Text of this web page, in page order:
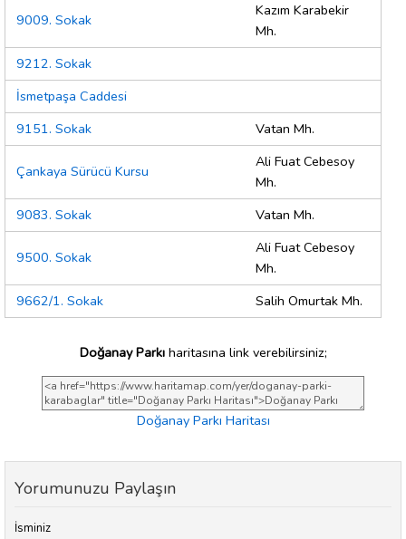
9009. Sokak
Kazım Karabekir
Mh.
9212. Sokak
İsmetpaşa Caddesi
9151. Sokak
Vatan Mh.
Çankaya Sürücü Kursu
Ali Fuat Cebesoy
Mh.
9083. Sokak
Vatan Mh.
9500. Sokak
Ali Fuat Cebesoy
Mh.
9662/1. Sokak
Salih Omurtak Mh.
Doğanay Parkıharitasına link verebilirsiniz;
Doğanay Parkı Haritası
Yorumunuzu Paylaşın
İsminiz